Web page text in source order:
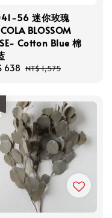
56 迷你玫瑰
BLOSSOM
Cotton Blue 棉
638 Regular
NT$ 1,575